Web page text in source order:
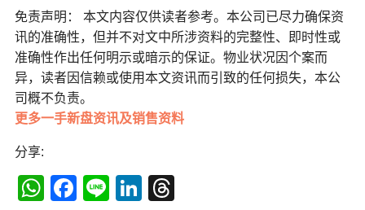
免责声明： 本文内容仅供读者参考。本公司已尽力确保资
讯的准确性，但并不对文中所涉资料的完整性、即时性或
准确性作出任何明示或暗示的保证。物业状况因个案而
异，读者因信赖或使用本文资讯而引致的任何损失，本公
司概不负责。
更多一手新盘资讯及销售资料
分享:
WhatsApp
Facebook
LineLinkedIn